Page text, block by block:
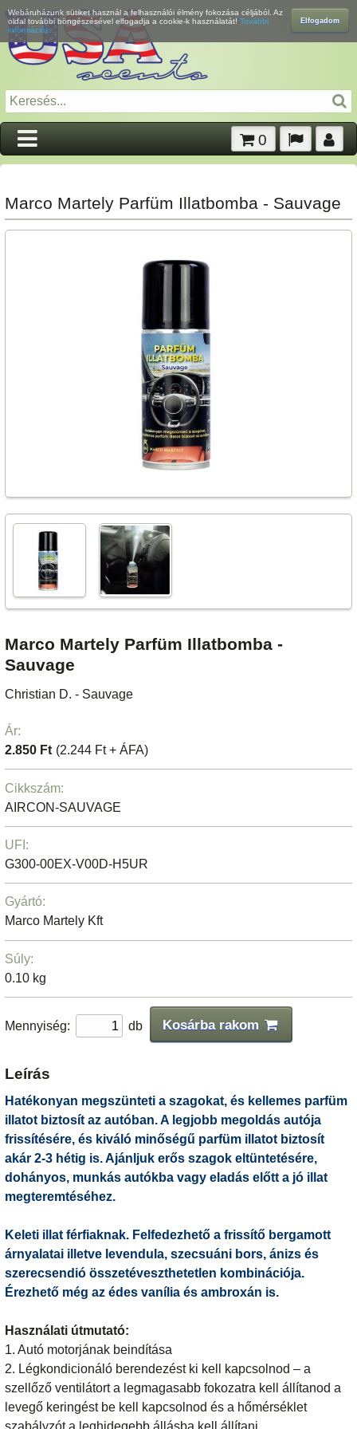
Elfogadom
Webáruházunk sütiket használ a felhasználói élmény fokozása céljából. Az
oldal további böngészésével elfogadja a cookie-k használatát! További
információk...
0
Marco Martely Parfüm Illatbomba - Sauvage
Marco Martely Parfüm Illatbomba -
Sauvage
Christian D. - Sauvage
Ár:
2.850 Ft (2.244 Ft + ÁFA)
Cikkszám:
AIRCON-SAUVAGE
UFI:
G300-00EX-V00D-H5UR
Gyártó:
Marco Martely Kft
Súly:
0.10 kg
Mennyiség: db Kosárba rakom
Leírás
Hatékonyan megszünteti a szagokat, és kellemes parfüm
illatot biztosít az autóban. A legjobb megoldás autója
frissítésére, és kiváló minőségű parfüm illatot biztosít
akár 2-3 hétig is. Ajánljuk erős szagok eltüntetésére,
dohányos, munkás autókba vagy eladás előtt a jó illat
megteremtéséhez.
Keleti illat férfiaknak. Felfedezhető a frissítő bergamott
árnyalatai illetve levendula, szecsuáni bors, ánizs és
szerecsendió összetéveszthetetlen kombinációja.
Érezhető még az édes vanília és ambroxán is.
Használati útmutató:
1. Autó motorjának beindítása
2. Légkondicionáló berendezést ki kell kapcsolnod – a
szellőző ventilátort a legmagasabb fokozatra kell állítanod a
levegő keringést be kell kapcsolnod és a hőmérséklet
szabályzót a leghidegebb állásba kell állítani